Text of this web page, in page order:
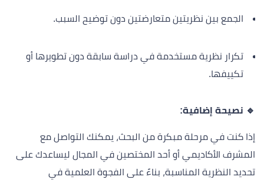
الجمع بين نظريتين متعارضتين دون توضيح السبب.
تكرار نظرية مستخدمة في دراسة سابقة دون تطويرها أو
تكييفها.
🔹 نصيحة إضافية:
إذا كنت في مرحلة مبكرة من البحث، يمكنك التواصل مع
المشرف الأكاديمي أو أحد المختصين في المجال ليساعدك على
تحديد النظرية المناسبة، بناءً على الفجوة العلمية في